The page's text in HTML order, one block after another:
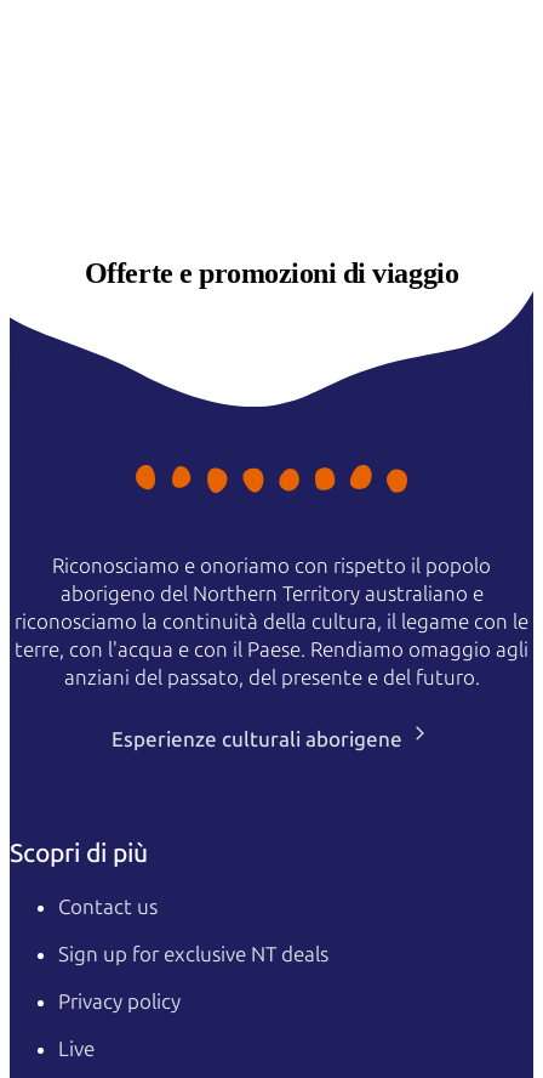
Offerte epromozioni di viaggio
Riconosciamo e onoriamo con rispetto il popolo
aborigeno del Northern Territory australiano e
riconosciamo la continuità della cultura, il legame con le
terre, con l'acqua e con il Paese. Rendiamo omaggio agli
anziani del passato, del presente e del futuro.
Esperienze culturali aborigene
Scopri di più
Contact us
Sign up for exclusive NT deals
Privacy policy
Live